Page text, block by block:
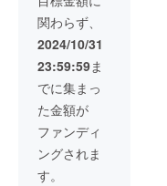
す。 ・
紙のチ
ケット
いたし
ませ
プロ
ジェク
後の
体温ま
るレク
リエー
ショ
ン。 ・
日本一
を経験
したゲ
ストに
よる指
導稽
関わらず、
2024/10/31
23:59:59ま
でに集まっ
た金額が
ファンディ
ングされま
す。